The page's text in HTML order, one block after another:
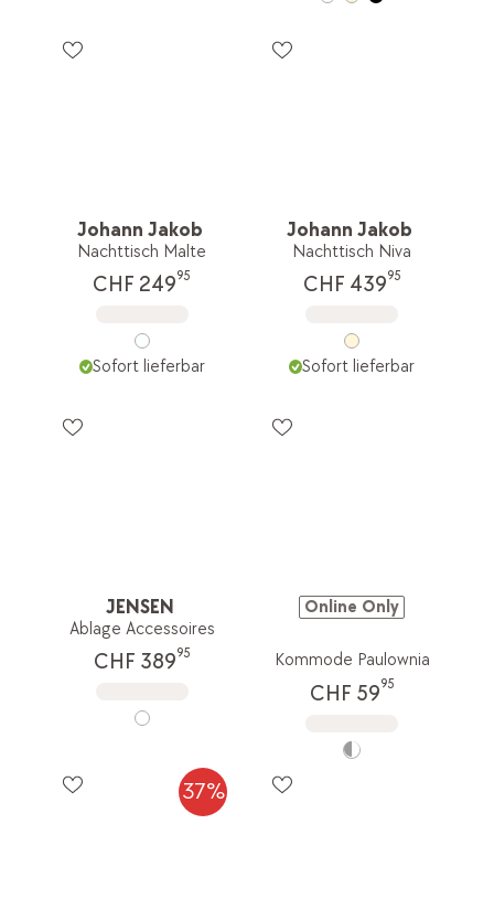
Johann Jakob
Nachttisch Malte
CHF 24995
Sofort lieferbar
Johann Jakob
Nachttisch Niva
CHF 43995
Sofort lieferbar
JENSEN
Ablage Accessoires
CHF 38995
Online Only
Kommode Paulownia
CHF 5995
37%